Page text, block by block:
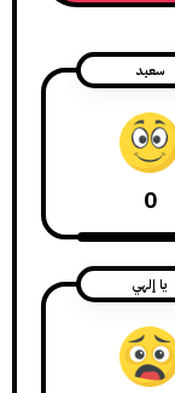
سعيد
0
يا إلهي